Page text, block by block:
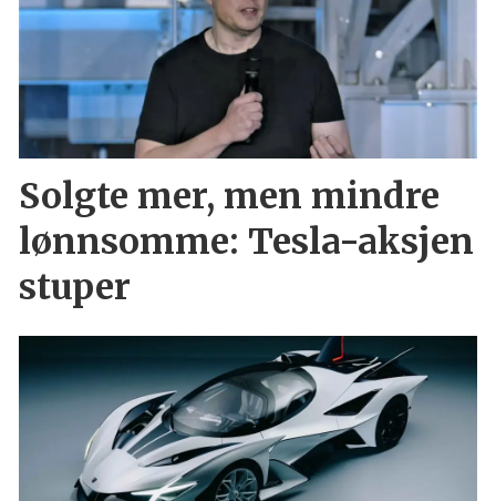
Solgte mer, men mindre
lønnsomme: Tesla-aksjen
stuper